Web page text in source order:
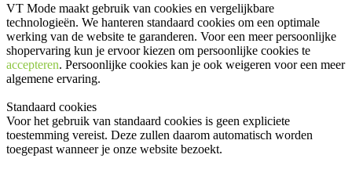
VT Mode maakt gebruik van cookies en vergelijkbare
technologieën. We hanteren standaard cookies om een optimale
werking van de website te garanderen. Voor een meer persoonlijke
shopervaring kun je ervoor kiezen om persoonlijke cookies te
accepteren. Persoonlijke cookies kan je ook weigeren voor een meer
algemene ervaring.
Standaard cookies
Voor het gebruik van standaard cookies is geen expliciete
toestemming vereist. Deze zullen daarom automatisch worden
toegepast wanneer je onze website bezoekt.